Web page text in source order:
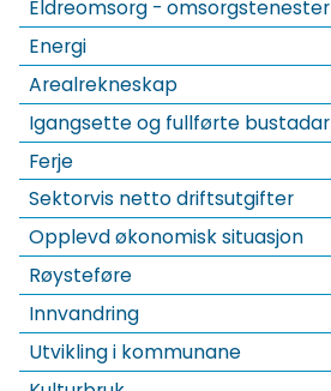
Eldreomsorg - omsorgstenester
Energi
Arealrekneskap
Igangsette og fullførte bustadar
Ferje
Sektorvis netto driftsutgifter
Opplevd økonomisk situasjon
Røysteføre
Innvandring
Utvikling i kommunane